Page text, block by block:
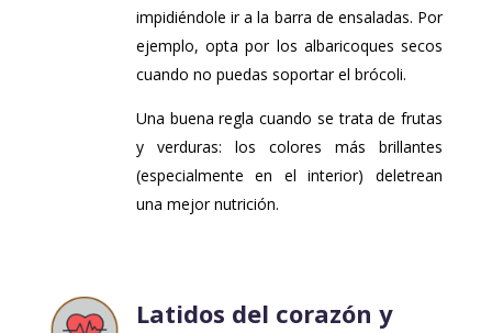
impidiéndole ir a la barra de ensaladas. Por
ejemplo, opta por los albaricoques secos
cuando no puedas soportar el brócoli.
Una buena regla cuando se trata de frutas
y verduras: los colores más brillantes
(especialmente en el interior) deletrean
una mejor nutrición.
Latidos del corazón y